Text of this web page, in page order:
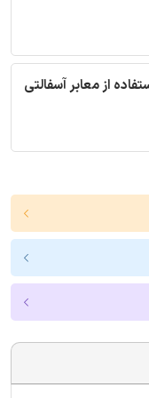
از معابر آسفالتی